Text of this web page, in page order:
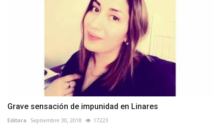
Grave sensación de impunidad en Linares
Editora Septiembre 30, 2018 17223